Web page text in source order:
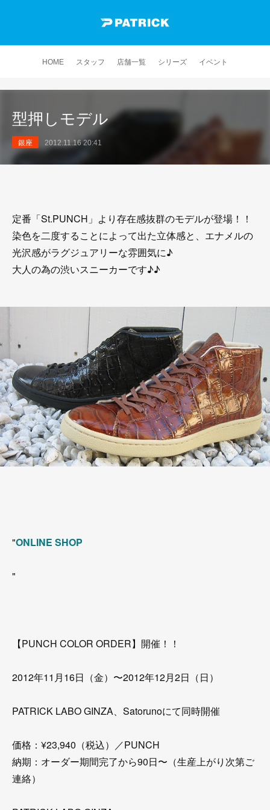
HOME スタッフ 店舗一覧 シリーズ イベント
型押しモデル
銀座 2012.11.16 20:41
定番「St.PUNCH」より存在感抜群のモデルが登場！！
染色を二度することによって出た立体感と、エナメルの
光沢感がラグジュアリーな雰囲気に♪
大人の為の渋いスニーカーです♪♪
"ONLINE SHOP
"
【PUNCH COLOR ORDER】開催！！
2012年11月16日（金）〜2012年12月2日（日）
PATRICK LABO GINZA、Satorunoにて同時開催
価格：¥23,940（税込）／PUNCH
納期：オーダー期間完了から90日〜（生産上がり次第ご
連絡）